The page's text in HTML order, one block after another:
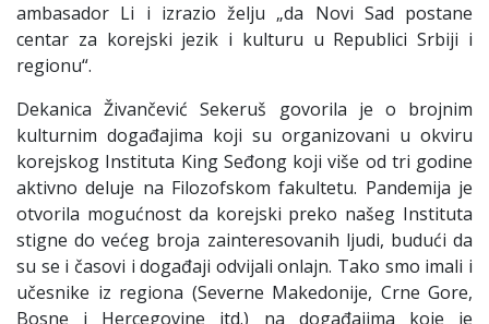
ambasador Li i izrazio želju „da Novi Sad postane
centar za korejski jezik i kulturu u Republici Srbiji i
regionu“.
Dekanica Živančević Sekeruš govorila je o brojnim
kulturnim događajima koji su organizovani u okviru
korejskog Instituta King Seđong koji više od tri godine
aktivno deluje na Filozofskom fakultetu. Pandemija je
otvorila mogućnost da korejski preko našeg Instituta
stigne do većeg broja zainteresovanih ljudi, budući da
su se i časovi i događaji odvijali onlajn. Tako smo imali i
učesnike iz regiona (Severne Makedonije, Crne Gore,
Bosne i Hercegovine itd.) na događajima koje je